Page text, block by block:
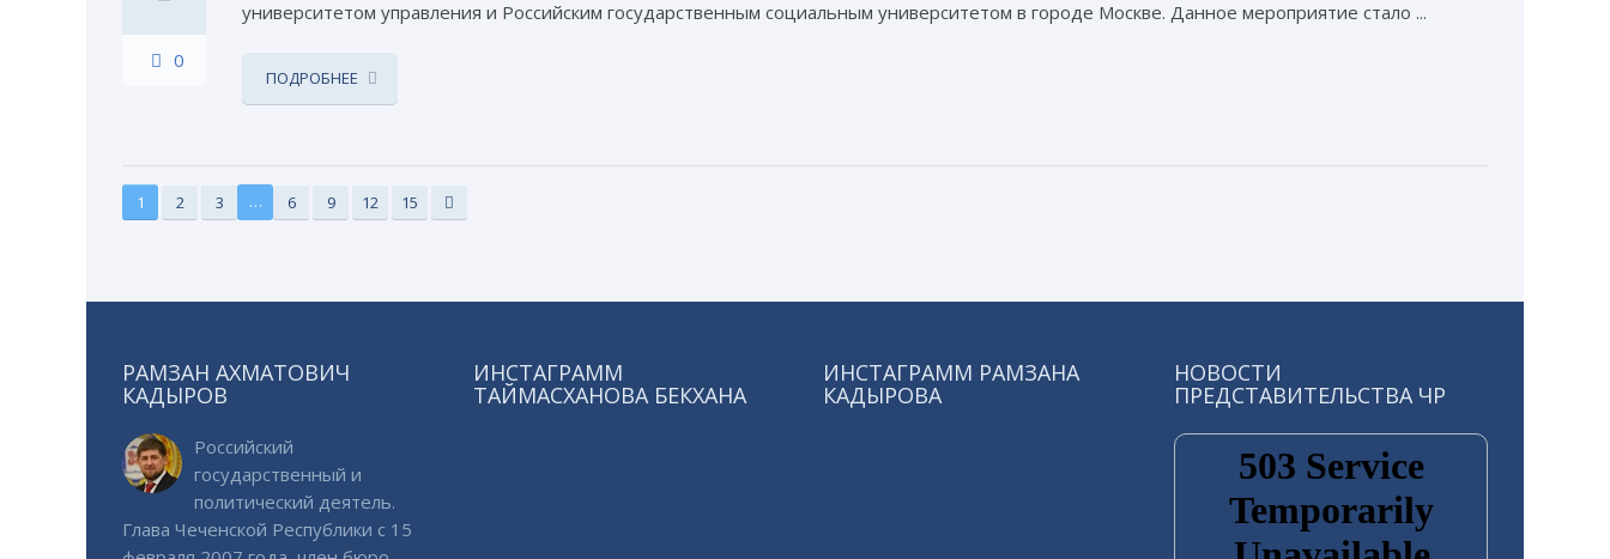
0
университетом управления и Российским государственным социальным университетом в городе Москве. Данное мероприятие стало ...
ПОДРОБНЕЕ
1 2 3 … 6 9 12 15
РАМЗАН АХМАТОВИЧ
КАДЫРОВ
Российский
государственный и
политический деятель.
Глава Чеченской Республики с 15
ИНСТАГРАММ
ТАЙМАСХАНОВА БЕКХАНА
ИНСТАГРАММ РАМЗАНА
КАДЫРОВА
НОВОСТИ
ПРЕДСТАВИТЕЛЬСТВА ЧР